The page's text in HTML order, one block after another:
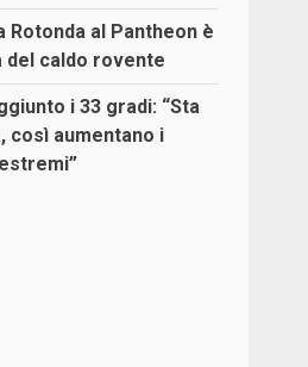
Rotonda al Pantheon è
del caldo rovente
i 33 gradi: “Sta
così aumentano i